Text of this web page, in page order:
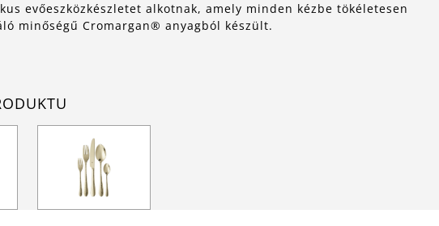
evőeszközkészletet alkotnak, amely minden kézbe tökéletesen
minőségű Cromargan® anyagból készült.